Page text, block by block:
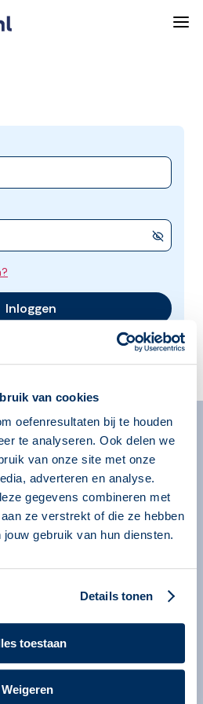
van cookies
oefenresultaten bij te houden
te analyseren. Ook delen we
van onze site met onze
adverteren en analyse.
gegevens combineren met
ze verstrekt of die ze hebben
gebruik van hun diensten.
Details tonen
toestaan
Weigeren
Inloggen